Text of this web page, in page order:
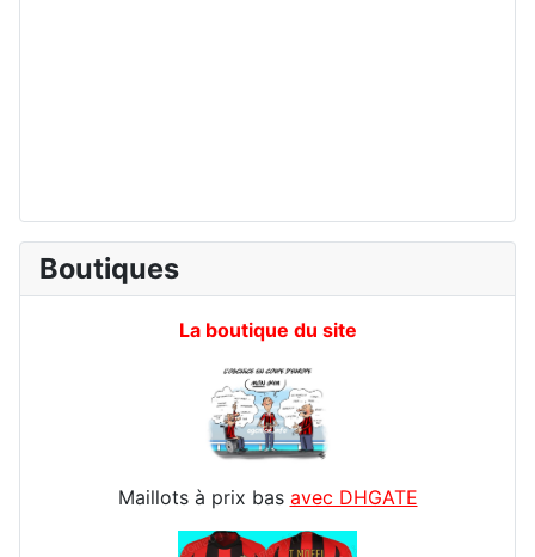
Boutiques
La boutique du site
Maillots à prix bas avec DHGATE